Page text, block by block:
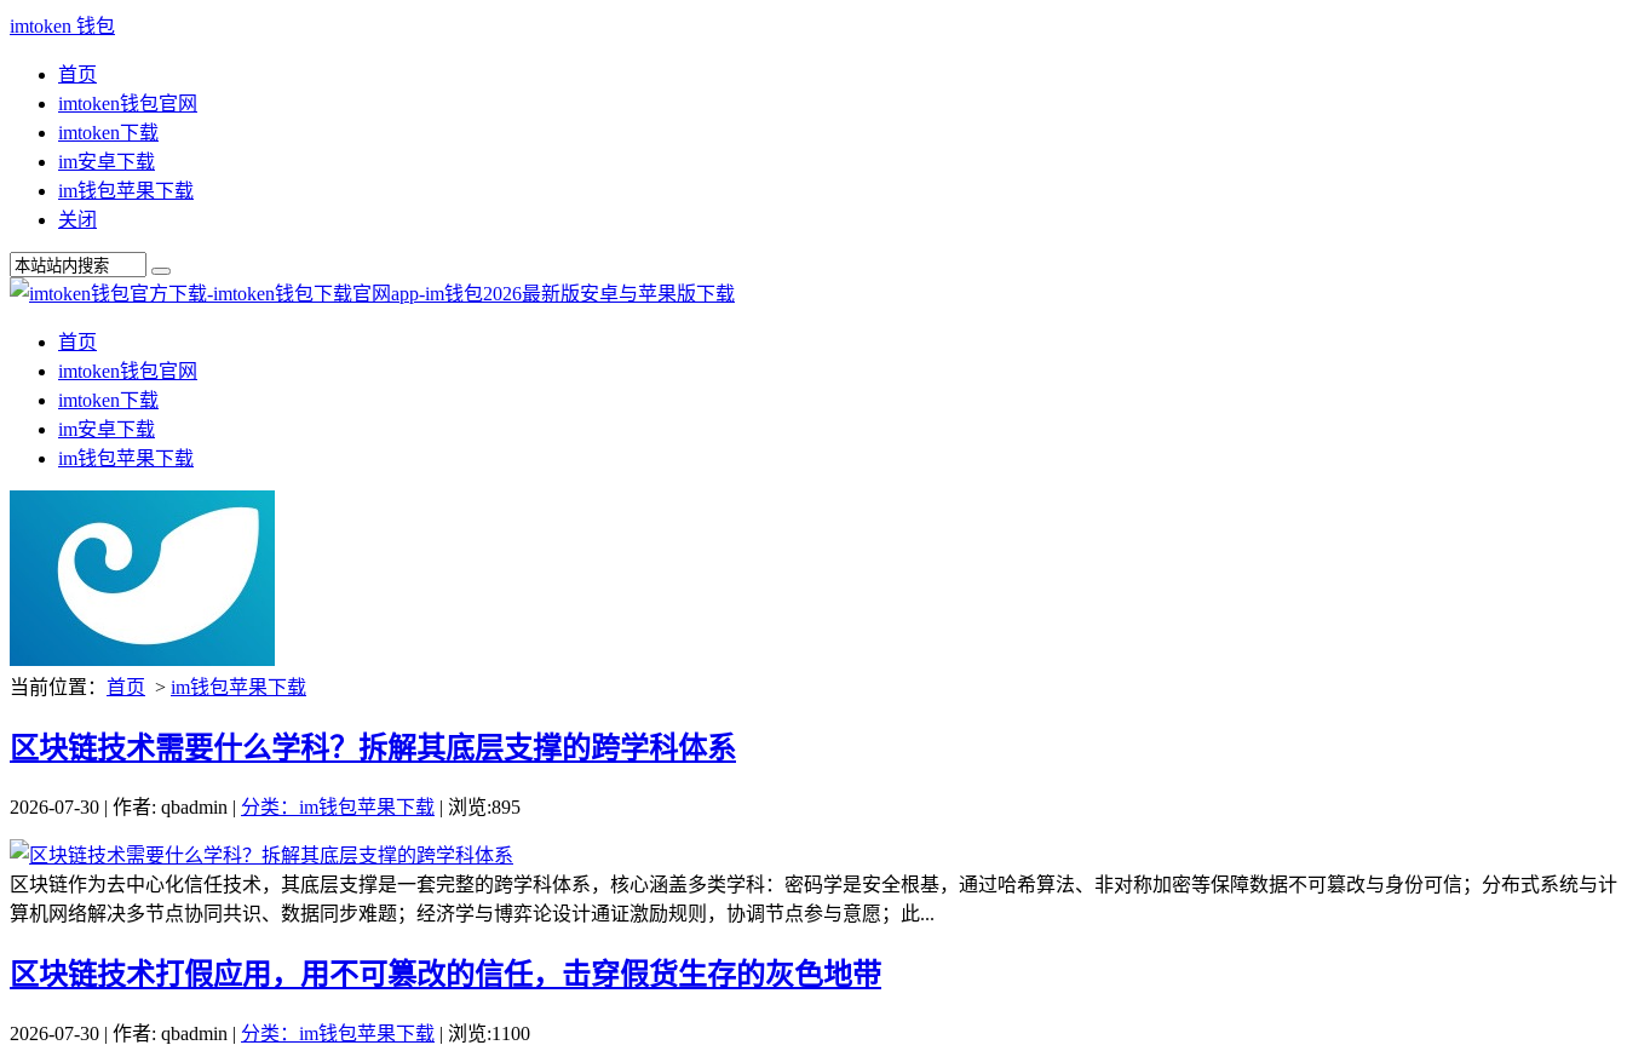
imtoken 钱包
首页
imtoken钱包官网
imtoken下载
im安卓下载
im钱包苹果下载
关闭
首页
imtoken钱包官网
imtoken下载
im安卓下载
im钱包苹果下载
当前位置： 首页 > im钱包苹果下载
区块链技术需要什么学科？拆解其底层支撑的跨学科体系
2026-07-30 | 作者: qbadmin | 分类：im钱包苹果下载 | 浏览:895
区块链作为去中心化信任技术，其底层支撑是一套完整的跨学科体系，核心涵盖多类学科：密码学是安全根基，通过哈希算法、非对称加密等保障数据不可篡改与身份可信；分布式系统与计
算机网络解决多节点协同共识、数据同步难题；经济学与博弈论设计通证激励规则，协调节点参与意愿；此...
区块链技术打假应用，用不可篡改的信任，击穿假货生存的灰色地带
2026-07-30 | 作者: qbadmin | 分类：im钱包苹果下载 | 浏览:1100